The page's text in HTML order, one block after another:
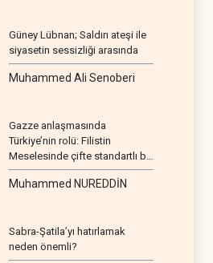
Güney Lübnan; Saldırı ateşi ile
siyasetin sessizliği arasında
Muhammed Ali Senoberi
Gazze anlaşmasında
Türkiye’nin rolü: Filistin
Meselesinde çifte standartlı bir
seyir
Muhammed NUREDDİN
Sabra-Şatila’yı hatırlamak
neden önemli?